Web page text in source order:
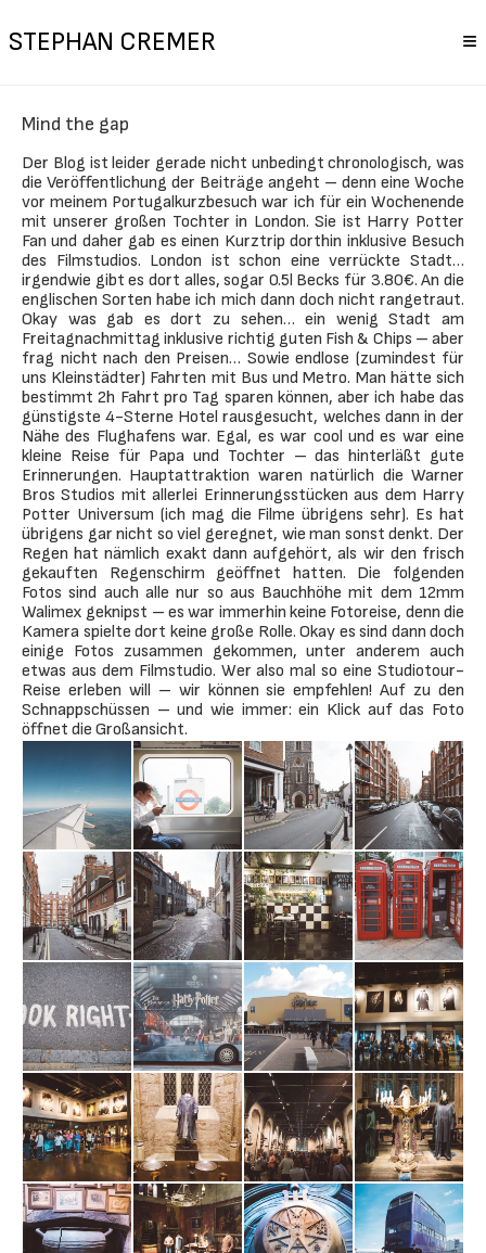
STEPHAN CREMER ≡
Mind the gap
Der Blog ist leider gerade nicht unbedingt chronologisch, was
die Veröffentlichung der Beiträge angeht – denn eine Woche
vor meinem Portugalkurzbesuch war ich für ein Wochenende
mit unserer großen Tochter in London. Sie ist Harry Potter
Fan und daher gab es einen Kurztrip dorthin inklusive Besuch
des Filmstudios. London ist schon eine verrückte Stadt…
irgendwie gibt es dort alles, sogar 0.5l Becks für 3.80€. An die
englischen Sorten habe ich mich dann doch nicht rangetraut.
Okay was gab es dort zu sehen… ein wenig Stadt am
Freitagnachmittag inklusive richtig guten Fish & Chips – aber
frag nicht nach den Preisen… Sowie endlose (zumindest für
uns Kleinstädter) Fahrten mit Bus und Metro. Man hätte sich
bestimmt 2h Fahrt pro Tag sparen können, aber ich habe das
günstigste 4-Sterne Hotel rausgesucht, welches dann in der
Nähe des Flughafens war. Egal, es war cool und es war eine
kleine Reise für Papa und Tochter – das hinterläßt gute
Erinnerungen. Hauptattraktion waren natürlich die Warner
Bros Studios mit allerlei Erinnerungsstücken aus dem Harry
Potter Universum (ich mag die Filme übrigens sehr). Es hat
übrigens gar nicht so viel geregnet, wie man sonst denkt. Der
Regen hat nämlich exakt dann aufgehört, als wir den frisch
gekauften Regenschirm geöffnet hatten. Die folgenden
Fotos sind auch alle nur so aus Bauchhöhe mit dem 12mm
Walimex geknipst – es war immerhin keine Fotoreise, denn die
Kamera spielte dort keine große Rolle. Okay es sind dann doch
einige Fotos zusammen gekommen, unter anderem auch
etwas aus dem Filmstudio. Wer also mal so eine Studiotour-
Reise erleben will – wir können sie empfehlen! Auf zu den
Schnappschüssen – und wie immer: ein Klick auf das Foto
öffnet die Großansicht.